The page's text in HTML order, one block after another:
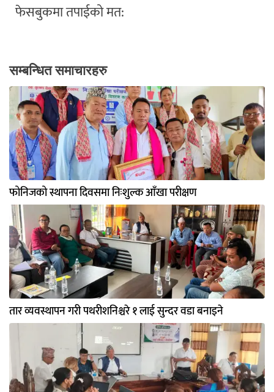
फेसबुकमा तपाईको मत:
सम्बन्धित समाचारहरु
फोनिजको स्थापना दिवसमा निःशुल्क आँखा परीक्षण
तार व्यवस्थापन गरी पथरीशनिश्चरे १ लाई सुन्दर वडा बनाइने